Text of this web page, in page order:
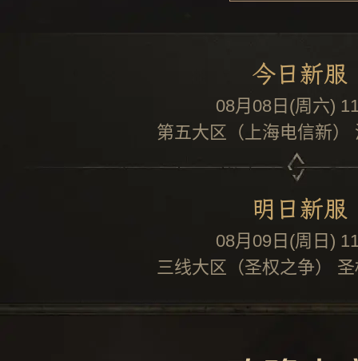
今日新服
08月08日(周六)
第五大区（上海电信新）
明日新服
08月09日(周日)
三线大区（圣权之争）